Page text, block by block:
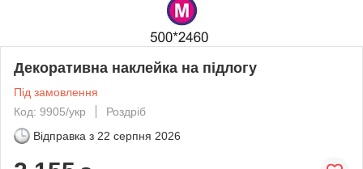
Декоративна наклейка на підлогу
Під замовлення
Код: 9905/укр
Роздріб
Відправка з 22 серпня 2026